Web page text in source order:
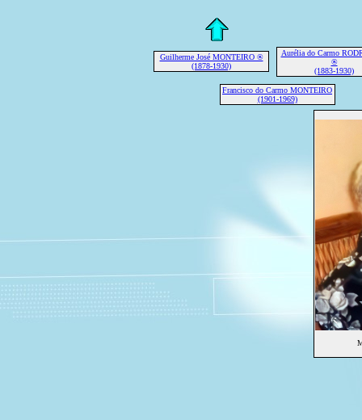
Guilherme José MONTEIRO ®
(1878-1930)
Aurélia do Carmo
®
(1883-1930)
Francisco do Carmo MONTEIRO
(1901-1969)